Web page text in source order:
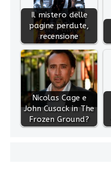
Il mistero delle
pagine perdute,
recensione
Nicolas Cage e
John Cusack in The
Frozen Ground?